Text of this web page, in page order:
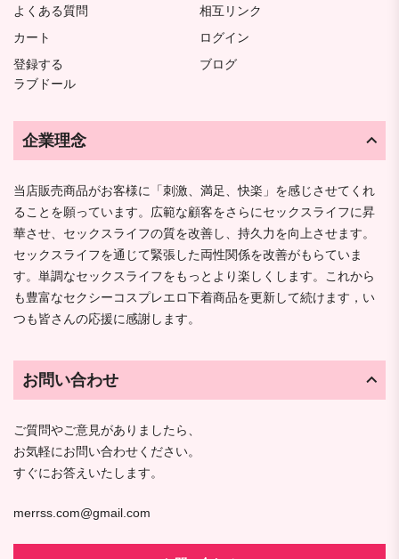
よくある質問
相互リンク
カート
ログイン
登録する
ブログ
ラブドール
企業理念
当店販売商品がお客様に「刺激、満足、快楽」を感じさせてくれ
ることを願っています。広範な顧客をさらにセックスライフに昇
華させ、セックスライフの質を改善し、持久力を向上させます。
セックスライフを通じて緊張した両性関係を改善がもらていま
す。単調なセックスライフをもっとより楽しくします。これから
も豊富なセクシーコスプレエロ下着商品を更新して続けます，い
つも皆さんの応援に感謝します。
お問い合わせ
ご質問やご意見がありましたら、
お気軽にお問い合わせください。
すぐにお答えいたします。
merrss.com@gmail.com